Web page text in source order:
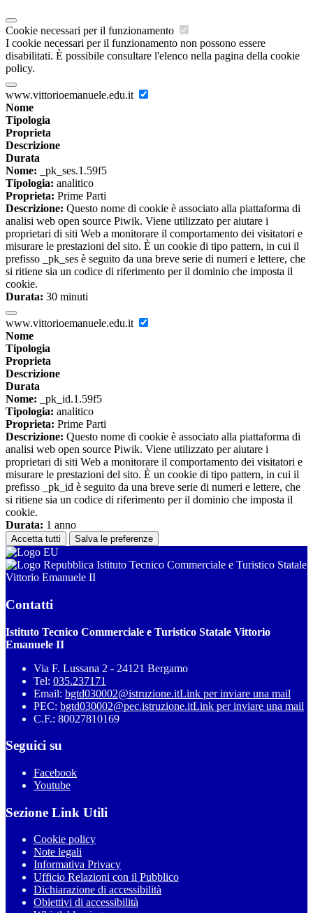
Cookie necessari per il funzionamento
I cookie necessari per il funzionamento non possono essere
disabilitati. È possibile consultare l'elenco nella pagina della cookie
policy.
www.vittorioemanuele.edu.it
Nome
Tipologia
Proprieta
Descrizione
Durata
Nome: _pk_ses.1.59f5
Tipologia: analitico
Proprieta: Prime Parti
Descrizione: Questo nome di cookie è associato alla piattaforma di
analisi web open source Piwik. Viene utilizzato per aiutare i
proprietari di siti Web a monitorare il comportamento dei visitatori e
misurare le prestazioni del sito. È un cookie di tipo pattern, in cui il
prefisso _pk_ses è seguito da una breve serie di numeri e lettere, che
si ritiene sia un codice di riferimento per il dominio che imposta il
cookie.
Durata: 30 minuti
www.vittorioemanuele.edu.it
Nome
Tipologia
Proprieta
Descrizione
Durata
Nome: _pk_id.1.59f5
Tipologia: analitico
Proprieta: Prime Parti
Descrizione: Questo nome di cookie è associato alla piattaforma di
analisi web open source Piwik. Viene utilizzato per aiutare i
proprietari di siti Web a monitorare il comportamento dei visitatori e
misurare le prestazioni del sito. È un cookie di tipo pattern, in cui il
prefisso _pk_id è seguito da una breve serie di numeri e lettere, che
si ritiene sia un codice di riferimento per il dominio che imposta il
cookie.
Durata: 1 anno
Accetta tutti Salva le preferenze
Istituto Tecnico Commerciale e Turistico Statale
Vittorio Emanuele II
Contatti
Istituto Tecnico Commerciale e Turistico Statale Vittorio
Emanuele II
Via F. Lussana 2 - 24121 Bergamo
Tel: 035.237171
Email: bgtd030002@istruzione.itLink per inviare una mail
PEC: bgtd030002@pec.istruzione.itLink per inviare una mail
C.F.: 80027810169
Seguici su
Facebook
Youtube
Sezione Link Utili
Cookie policy
Note legali
Informativa Privacy
Ufficio Relazioni con il Pubblico
Dichiarazione di accessibilità
Obiettivi di accessibilità